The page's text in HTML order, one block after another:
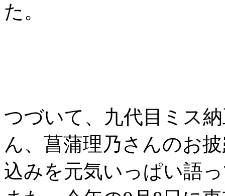
た。
つづいて、九代目ミス
ん、菖蒲理乃さんのお
込みを元気いっぱい語